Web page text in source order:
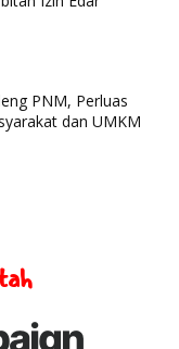
PNM, Perluas
dan UMKM